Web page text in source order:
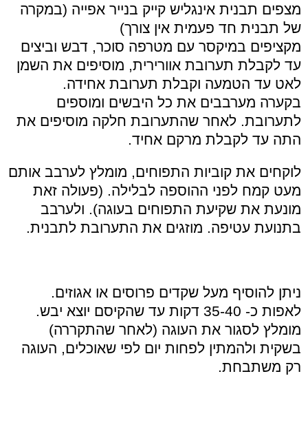
מצפים תבנית אינגליש קייק בנייר אפייה (במקרה
של תבנית חד פעמית אין צורך)
מקציפים במיקסר עם מטרפה סוכר, דבש וביצים
עד לקבלת תערובת אוורירית, מוסיפים את השמן
לאט עד הטמעה וקבלת תערובת אחידה.
בקערה מערבבים את כל היבשים ומוספים
לתערובת. לאחר שהתערובת חלקה מוסיפים את
התה עד לקבלת מרקם אחיד.
לוקחים את קוביות התפוחים, מומלץ לערבב אותם
מעט קמח לפני ההוספה לבלילה. (פעולה זאת
מונעת את שקיעת התפוחים בעוגה). ולערבב
בתנועת עטיפה. מוזגים את התערובת לתבנית.
ניתן להוסיף מעל שקדים פרוסים או אגוזים.
לאפות כ- 35-40 דקות עד שהקיסם יוצא יבש.
מומלץ לסגור את העוגה (לאחר שהתקררה)
בשקית ולהמתין לפחות יום לפי שאוכלים, העוגה
רק משתבחת.